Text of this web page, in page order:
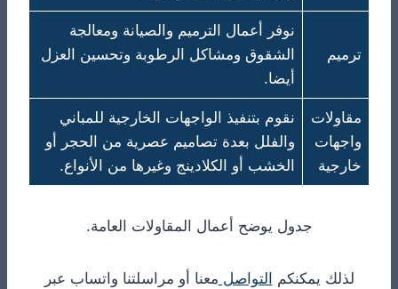
ترميم
نوفر أعمال الترميم والصيانة ومعالجة
الشقوق ومشاكل الرطوبة وتحسين العزل
أيضا.
مقاولات
واجهات
خارجية
نقوم بتنفيذ الواجهات الخارجية للمباني
والفلل بعدة تصاميم عصرية من الحجر أو
الخشب أو الكلادينج وغيرها من الأنواع.
جدول يوضح أعمال المقاولات العامة.
لذلك يمكنكم التواصل معنا أو مراسلتنا واتساب عبر